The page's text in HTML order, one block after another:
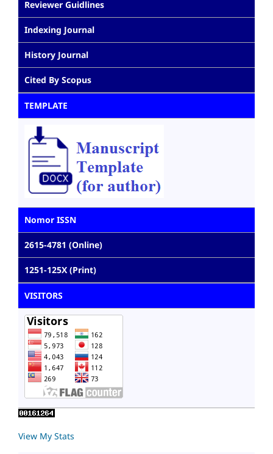
Reviewer Guidlines
Indexing Journal
History Journal
Cited By Scopus
TEMPLATE
Nomor ISSN
2615-4781 (Online)
1251-125X (Print)
VISITORS
View My Stats